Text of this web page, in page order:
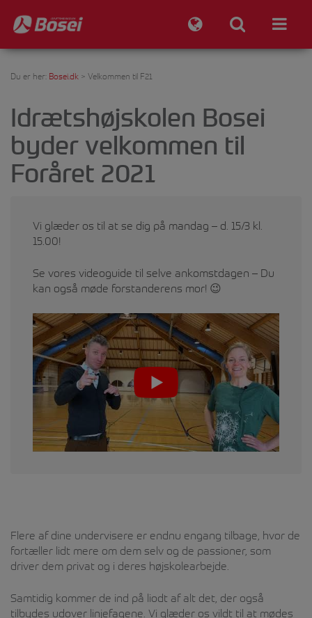
Du er her: Bosei.dk > Velkommen til F21
Idrætshøjskolen Bosei
byder velkommen til
Foråret 2021
Vi glæder os til at se dig på mandag – d. 15/3 kl.
15.00!
Se vores videoguide til selve ankomstdagen – Du
kan også møde forstanderens mor! 😉
Flere af dine undervisere er endnu engang tilbage, hvor de
fortæller lidt mere om dem selv og de passioner, som
driver dem privat og i deres højskolearbejde.
Samtidig kommer de ind på liodt af alt det, der også
tilbydes udover linjefagene. Vi glæder os vildt til at mødes